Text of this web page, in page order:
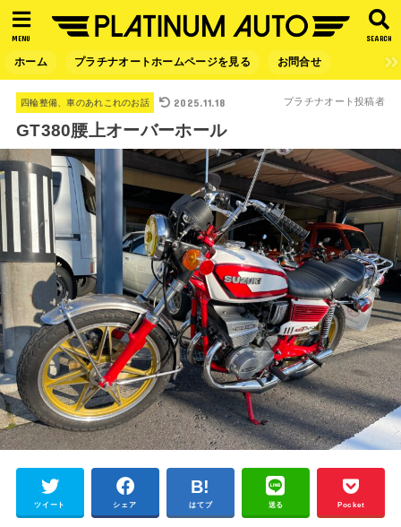
SEARCH
MENU
ホーム プラチナオートホームページを見る お問合せ
四輪整備、車のあれこれのお話 2025.11.18 プラチナオート投稿者
GT380腰上オーバーホール
ツイート シェア はてブ 送る Pocket